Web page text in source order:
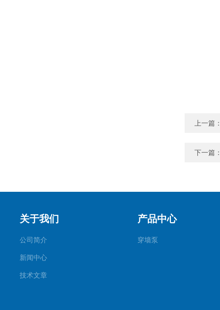
上一篇
下一篇
关于我们
公司简介
新闻中心
技术文章
产品中心
穿墙泵